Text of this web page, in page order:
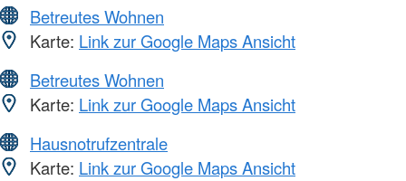
Betreutes Wohnen
Karte: Link zur Google Maps Ansicht
Betreutes Wohnen
Karte: Link zur Google Maps Ansicht
Hausnotrufzentrale
Karte: Link zur Google Maps Ansicht